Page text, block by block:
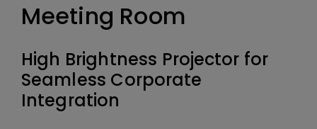
Meeting Room
High Brightness Projector for
Seamless Corporate
Integration